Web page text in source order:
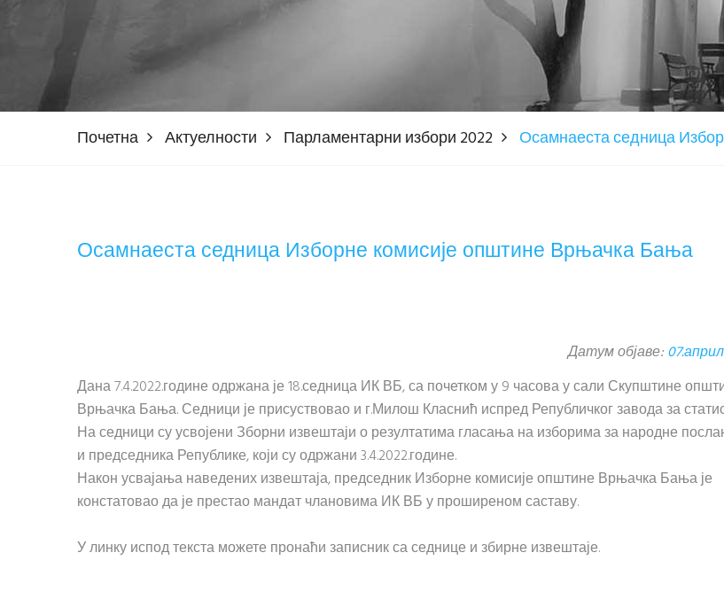
Почетна Актуелности Парламентарни избори 2022 Осамнаеста седница
Осамнаеста седница Изборне комисије општине Врњачка Бања
Датум објаве:
Дана 7.4.2022.године одржана је 18.седница ИК ВБ, са почетком у 9 часова у сали Скупштине
Врњачка Бања. Седници је присуствовао и г.Милош Класнић испред Републичког завода за
На седници су усвојени Зборни извештаји о резултатима гласања на изборима за народне
и председника Републике, који су одржани 3.4.2022.године.
Након усвајања наведених извештаја, председник Изборне комисије општине Врњачка Бања је
констатовао да је престао мандат члановима ИК ВБ у проширеном саставу.
У линку испод текста можете пронаћи записник са седнице и збирне извештаје.